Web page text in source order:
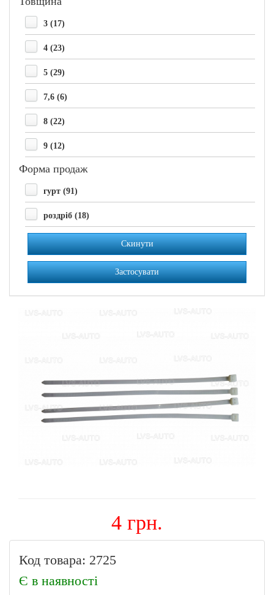
3 (17)
4 (23)
5 (29)
7,6 (6)
8 (22)
9 (12)
Форма продаж
гурт (91)
роздріб (18)
Скинути
Застосувати
4 грн.
Код товара: 2725
Є в наявності